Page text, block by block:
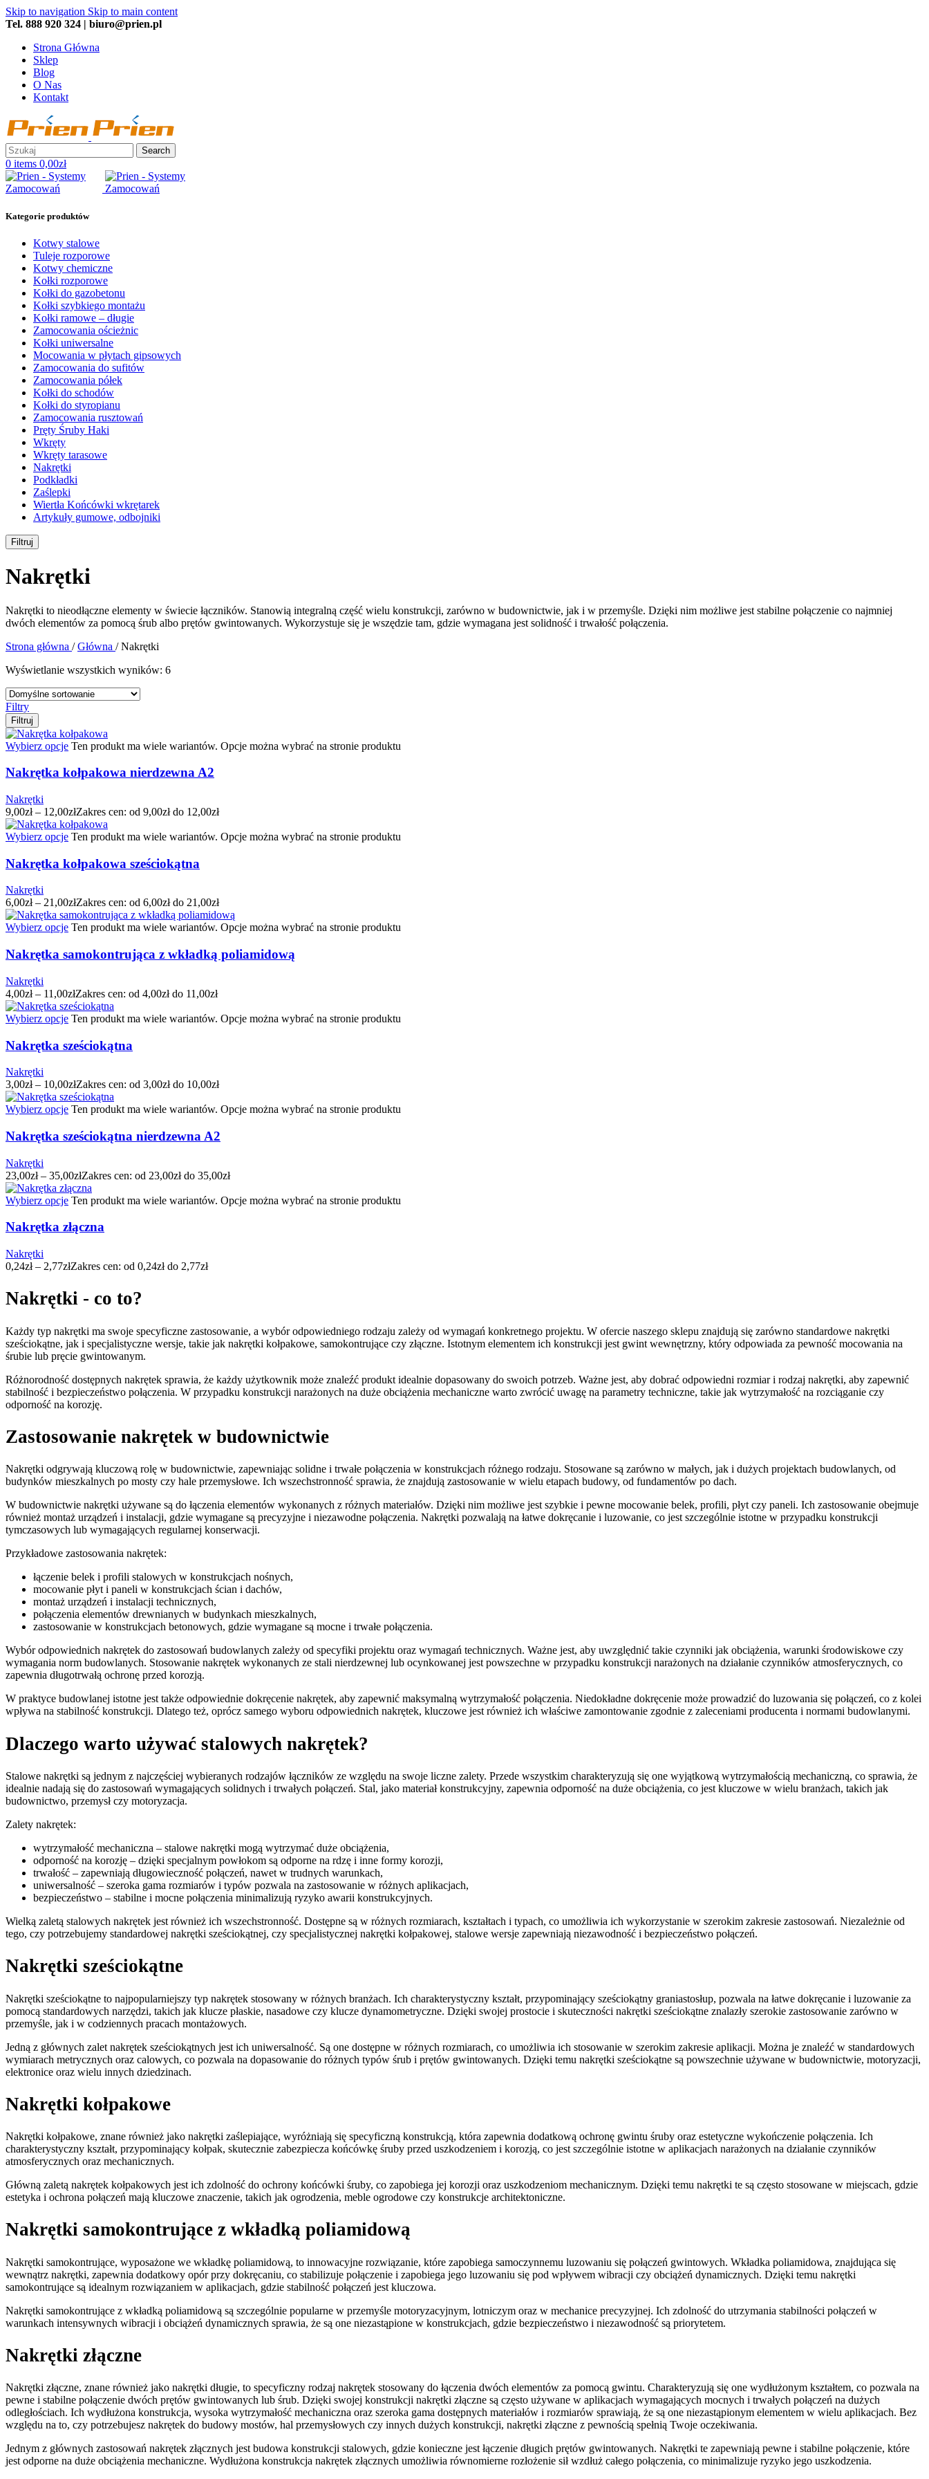
Skip to navigation Skip to main content
Tel. 888 920 324 | biuro@prien.pl
Strona Główna
Sklep
Blog
O Nas
Kontakt
Search
0 items 0,00zł
Kategorie produktów
Kotwy stalowe
Tuleje rozporowe
Kotwy chemiczne
Kołki rozporowe
Kołki do gazobetonu
Kołki szybkiego montażu
Kołki ramowe – długie
Zamocowania ościeżnic
Kołki uniwersalne
Mocowania w płytach gipsowych
Zamocowania do sufitów
Zamocowania półek
Kołki do schodów
Kołki do styropianu
Zamocowania rusztowań
Pręty Śruby Haki
Wkręty
Wkręty tarasowe
Nakrętki
Podkładki
Zaślepki
Wiertła Końcówki wkrętarek
Artykuły gumowe, odbojniki
Filtruj
Nakrętki
Nakrętki to nieodłączne elementy w świecie łączników. Stanowią integralną część wielu konstrukcji, zarówno w budownictwie, jak i w przemyśle. Dzięki nim możliwe jest stabilne połączenie co najmniej
dwóch elementów za pomocą śrub albo prętów gwintowanych. Wykorzystuje się je wszędzie tam, gdzie wymagana jest solidność i trwałość połączenia.
Strona główna / Główna / Nakrętki
Wyświetlanie wszystkich wyników: 6
Filtry
Filtruj
Wybierz opcje Ten produkt ma wiele wariantów. Opcje można wybrać na stronie produktu
Nakrętka kołpakowa nierdzewna A2
Nakrętki
9,00zł – 12,00złZakres cen: od 9,00zł do 12,00zł
Wybierz opcje Ten produkt ma wiele wariantów. Opcje można wybrać na stronie produktu
Nakrętka kołpakowa sześciokątna
Nakrętki
6,00zł – 21,00złZakres cen: od 6,00zł do 21,00zł
Wybierz opcje Ten produkt ma wiele wariantów. Opcje można wybrać na stronie produktu
Nakrętka samokontrująca z wkładką poliamidową
Nakrętki
4,00zł – 11,00złZakres cen: od 4,00zł do 11,00zł
Wybierz opcje Ten produkt ma wiele wariantów. Opcje można wybrać na stronie produktu
Nakrętka sześciokątna
Nakrętki
3,00zł – 10,00złZakres cen: od 3,00zł do 10,00zł
Wybierz opcje Ten produkt ma wiele wariantów. Opcje można wybrać na stronie produktu
Nakrętka sześciokątna nierdzewna A2
Nakrętki
23,00zł – 35,00złZakres cen: od 23,00zł do 35,00zł
Wybierz opcje Ten produkt ma wiele wariantów. Opcje można wybrać na stronie produktu
Nakrętka złączna
Nakrętki
0,24zł – 2,77złZakres cen: od 0,24zł do 2,77zł
Nakrętki - co to?
Każdy typ nakrętki ma swoje specyficzne zastosowanie, a wybór odpowiedniego rodzaju zależy od wymagań konkretnego projektu. W ofercie naszego sklepu znajdują się zarówno standardowe nakrętki
sześciokątne, jak i specjalistyczne wersje, takie jak nakrętki kołpakowe, samokontrujące czy złączne. Istotnym elementem ich konstrukcji jest gwint wewnętrzny, który odpowiada za pewność mocowania na
śrubie lub pręcie gwintowanym.
Różnorodność dostępnych nakrętek sprawia, że każdy użytkownik może znaleźć produkt idealnie dopasowany do swoich potrzeb. Ważne jest, aby dobrać odpowiedni rozmiar i rodzaj nakrętki, aby zapewnić
stabilność i bezpieczeństwo połączenia. W przypadku konstrukcji narażonych na duże obciążenia mechaniczne warto zwrócić uwagę na parametry techniczne, takie jak wytrzymałość na rozciąganie czy
odporność na korozję.
Zastosowanie nakrętek w budownictwie
Nakrętki odgrywają kluczową rolę w budownictwie, zapewniając solidne i trwałe połączenia w konstrukcjach różnego rodzaju. Stosowane są zarówno w małych, jak i dużych projektach budowlanych, od
budynków mieszkalnych po mosty czy hale przemysłowe. Ich wszechstronność sprawia, że znajdują zastosowanie w wielu etapach budowy, od fundamentów po dach.
W budownictwie nakrętki używane są do łączenia elementów wykonanych z różnych materiałów. Dzięki nim możliwe jest szybkie i pewne mocowanie belek, profili, płyt czy paneli. Ich zastosowanie obejmuje
również montaż urządzeń i instalacji, gdzie wymagane są precyzyjne i niezawodne połączenia. Nakrętki pozwalają na łatwe dokręcanie i luzowanie, co jest szczególnie istotne w przypadku konstrukcji
tymczasowych lub wymagających regularnej konserwacji.
Przykładowe zastosowania nakrętek:
łączenie belek i profili stalowych w konstrukcjach nośnych,
mocowanie płyt i paneli w konstrukcjach ścian i dachów,
montaż urządzeń i instalacji technicznych,
połączenia elementów drewnianych w budynkach mieszkalnych,
zastosowanie w konstrukcjach betonowych, gdzie wymagane są mocne i trwałe połączenia.
Wybór odpowiednich nakrętek do zastosowań budowlanych zależy od specyfiki projektu oraz wymagań technicznych. Ważne jest, aby uwzględnić takie czynniki jak obciążenia, warunki środowiskowe czy
wymagania norm budowlanych. Stosowanie nakrętek wykonanych ze stali nierdzewnej lub ocynkowanej jest powszechne w przypadku konstrukcji narażonych na działanie czynników atmosferycznych, co
zapewnia długotrwałą ochronę przed korozją.
W praktyce budowlanej istotne jest także odpowiednie dokręcenie nakrętek, aby zapewnić maksymalną wytrzymałość połączenia. Niedokładne dokręcenie może prowadzić do luzowania się połączeń, co z kolei
wpływa na stabilność konstrukcji. Dlatego też, oprócz samego wyboru odpowiednich nakrętek, kluczowe jest również ich właściwe zamontowanie zgodnie z zaleceniami producenta i normami budowlanymi.
Dlaczego warto używać stalowych nakrętek?
Stalowe nakrętki są jednym z najczęściej wybieranych rodzajów łączników ze względu na swoje liczne zalety. Przede wszystkim charakteryzują się one wyjątkową wytrzymałością mechaniczną, co sprawia, że
idealnie nadają się do zastosowań wymagających solidnych i trwałych połączeń. Stal, jako materiał konstrukcyjny, zapewnia odporność na duże obciążenia, co jest kluczowe w wielu branżach, takich jak
budownictwo, przemysł czy motoryzacja.
Zalety nakrętek:
wytrzymałość mechaniczna – stalowe nakrętki mogą wytrzymać duże obciążenia,
odporność na korozję – dzięki specjalnym powłokom są odporne na rdzę i inne formy korozji,
trwałość – zapewniają długowieczność połączeń, nawet w trudnych warunkach,
uniwersalność – szeroka gama rozmiarów i typów pozwala na zastosowanie w różnych aplikacjach,
bezpieczeństwo – stabilne i mocne połączenia minimalizują ryzyko awarii konstrukcyjnych.
Wielką zaletą stalowych nakrętek jest również ich wszechstronność. Dostępne są w różnych rozmiarach, kształtach i typach, co umożliwia ich wykorzystanie w szerokim zakresie zastosowań. Niezależnie od
tego, czy potrzebujemy standardowej nakrętki sześciokątnej, czy specjalistycznej nakrętki kołpakowej, stalowe wersje zapewniają niezawodność i bezpieczeństwo połączeń.
Nakrętki sześciokątne
Nakrętki sześciokątne to najpopularniejszy typ nakrętek stosowany w różnych branżach. Ich charakterystyczny kształt, przypominający sześciokątny graniastosłup, pozwala na łatwe dokręcanie i luzowanie za
pomocą standardowych narzędzi, takich jak klucze płaskie, nasadowe czy klucze dynamometryczne. Dzięki swojej prostocie i skuteczności nakrętki sześciokątne znalazły szerokie zastosowanie zarówno w
przemyśle, jak i w codziennych pracach montażowych.
Jedną z głównych zalet nakrętek sześciokątnych jest ich uniwersalność. Są one dostępne w różnych rozmiarach, co umożliwia ich stosowanie w szerokim zakresie aplikacji. Można je znaleźć w standardowych
wymiarach metrycznych oraz calowych, co pozwala na dopasowanie do różnych typów śrub i prętów gwintowanych. Dzięki temu nakrętki sześciokątne są powszechnie używane w budownictwie, motoryzacji,
elektronice oraz wielu innych dziedzinach.
Nakrętki kołpakowe
Nakrętki kołpakowe, znane również jako nakrętki zaślepiające, wyróżniają się specyficzną konstrukcją, która zapewnia dodatkową ochronę gwintu śruby oraz estetyczne wykończenie połączenia. Ich
charakterystyczny kształt, przypominający kołpak, skutecznie zabezpiecza końcówkę śruby przed uszkodzeniem i korozją, co jest szczególnie istotne w aplikacjach narażonych na działanie czynników
atmosferycznych oraz mechanicznych.
Główną zaletą nakrętek kołpakowych jest ich zdolność do ochrony końcówki śruby, co zapobiega jej korozji oraz uszkodzeniom mechanicznym. Dzięki temu nakrętki te są często stosowane w miejscach, gdzie
estetyka i ochrona połączeń mają kluczowe znaczenie, takich jak ogrodzenia, meble ogrodowe czy konstrukcje architektoniczne.
Nakrętki samokontrujące z wkładką poliamidową
Nakrętki samokontrujące, wyposażone we wkładkę poliamidową, to innowacyjne rozwiązanie, które zapobiega samoczynnemu luzowaniu się połączeń gwintowych. Wkładka poliamidowa, znajdująca się
wewnątrz nakrętki, zapewnia dodatkowy opór przy dokręcaniu, co stabilizuje połączenie i zapobiega jego luzowaniu się pod wpływem wibracji czy obciążeń dynamicznych. Dzięki temu nakrętki
samokontrujące są idealnym rozwiązaniem w aplikacjach, gdzie stabilność połączeń jest kluczowa.
Nakrętki samokontrujące z wkładką poliamidową są szczególnie popularne w przemyśle motoryzacyjnym, lotniczym oraz w mechanice precyzyjnej. Ich zdolność do utrzymania stabilności połączeń w
warunkach intensywnych wibracji i obciążeń dynamicznych sprawia, że są one niezastąpione w konstrukcjach, gdzie bezpieczeństwo i niezawodność są priorytetem.
Nakrętki złączne
Nakrętki złączne, znane również jako nakrętki długie, to specyficzny rodzaj nakrętek stosowany do łączenia dwóch elementów za pomocą gwintu. Charakteryzują się one wydłużonym kształtem, co pozwala na
pewne i stabilne połączenie dwóch prętów gwintowanych lub śrub. Dzięki swojej konstrukcji nakrętki złączne są często używane w aplikacjach wymagających mocnych i trwałych połączeń na dużych
odległościach. Ich wydłużona konstrukcja, wysoka wytrzymałość mechaniczna oraz szeroka gama dostępnych materiałów i rozmiarów sprawiają, że są one niezastąpionym elementem w wielu aplikacjach. Bez
względu na to, czy potrzebujesz nakrętek do budowy mostów, hal przemysłowych czy innych dużych konstrukcji, nakrętki złączne z pewnością spełnią Twoje oczekiwania.
Jednym z głównych zastosowań nakrętek złącznych jest budowa konstrukcji stalowych, gdzie konieczne jest łączenie długich prętów gwintowanych. Nakrętki te zapewniają pewne i stabilne połączenie, które
jest odporne na duże obciążenia mechaniczne. Wydłużona konstrukcja nakrętek złącznych umożliwia równomierne rozłożenie sił wzdłuż całego połączenia, co minimalizuje ryzyko jego uszkodzenia.